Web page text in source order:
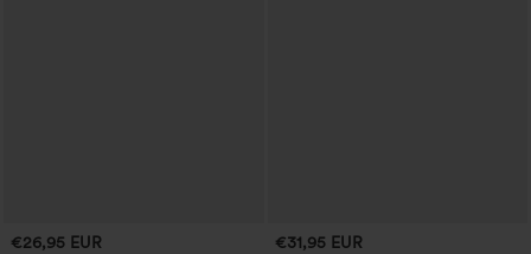
€26,95 EUR €31,95 EUR